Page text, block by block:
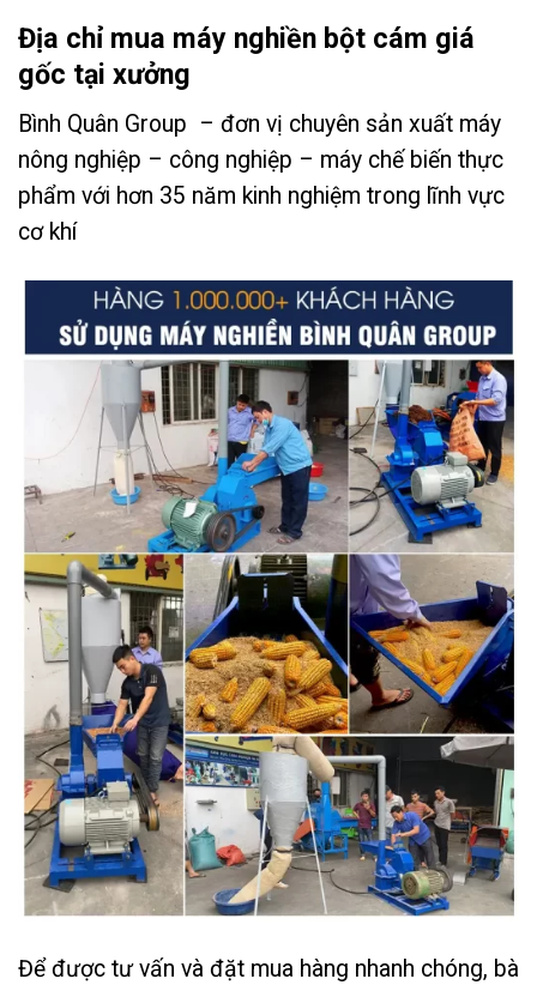
Địa chỉ mua máy nghiền bột cám giá
gốc tại xưởng
Bình Quân Group – đơn vị chuyên sản xuất máy
nông nghiệp – công nghiệp – máy chế biến thực
phẩm với hơn 35 năm kinh nghiệm trong lĩnh vực
cơ khí
Để được tư vấn và đặt mua hàng nhanh chóng, bà